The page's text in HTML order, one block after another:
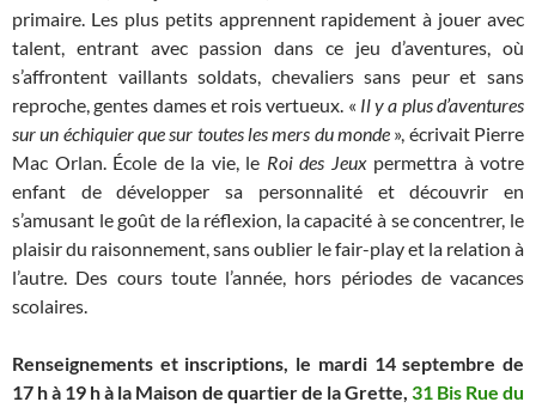
primaire. Les plus petits apprennent rapidement à jouer avec
talent, entrant avec passion dans ce jeu d’aventures, où
s’affrontent vaillants soldats, chevaliers sans peur et sans
reproche, gentes dames et rois vertueux. « Il y a plus d’aventures
sur un échiquier que sur toutes les mers du monde », écrivait Pierre
Mac Orlan. École de la vie, le Roi des Jeux permettra à votre
enfant de développer sa personnalité et découvrir en
s’amusant le goût de la réflexion, la capacité à se concentrer, le
plaisir du raisonnement, sans oublier le fair-play et la relation à
l’autre. Des cours toute l’année, hors périodes de vacances
scolaires.
Renseignements et inscriptions, le mardi 14 septembre de
17 h à 19 h à la Maison de quartier de la Grette, 31 Bis Rue du